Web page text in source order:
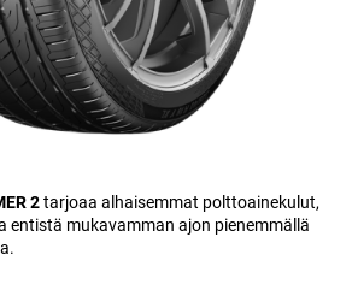
2tarjoaa alhaisemmat polttoainekulut,
entistä mukavamman ajon pienemmällä